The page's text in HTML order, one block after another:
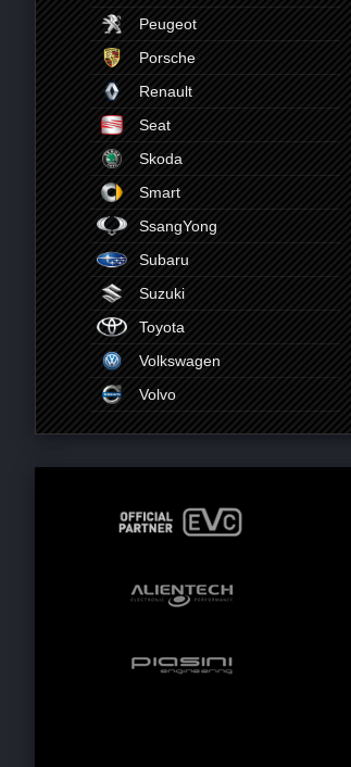
Peugeot
Porsche
Renault
Seat
Skoda
Smart
SsangYong
Subaru
Suzuki
Toyota
Volkswagen
Volvo